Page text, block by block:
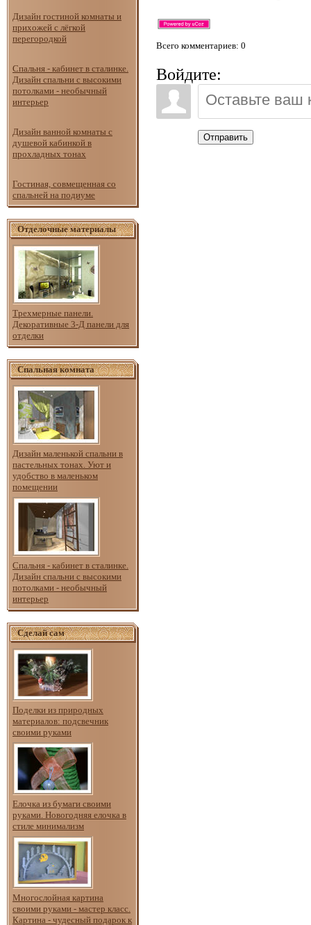
Дизайн гостиной комнаты и
прихожей с лёгкой
перегородкой
Спальня - кабинет в сталинке.
Дизайн спальни с высокими
потолками - необычный
интерьер
Дизайн ванной комнаты с
душевой кабинкой в
прохладных тонах
Гостиная, совмещенная со
спальней на подиуме
Отделочные материалы
Трехмерные панели.
Декоративные 3-Д панели для
отделки
Спальная комната
Дизайн маленькой спальни в
пастельных тонах. Уют и
удобство в маленьком
помещении
Спальня - кабинет в сталинке.
Дизайн спальни с высокими
потолками - необычный
интерьер
Сделай сам
Поделки из природных
материалов: подсвечник
своими руками
Елочка из бумаги своими
руками. Новогодняя елочка в
стиле минимализм
Многослойная картина
своими руками - мастер класс.
Картина - чудесный подарок к
Всего комментариев: 0
Войдите:
Отправить